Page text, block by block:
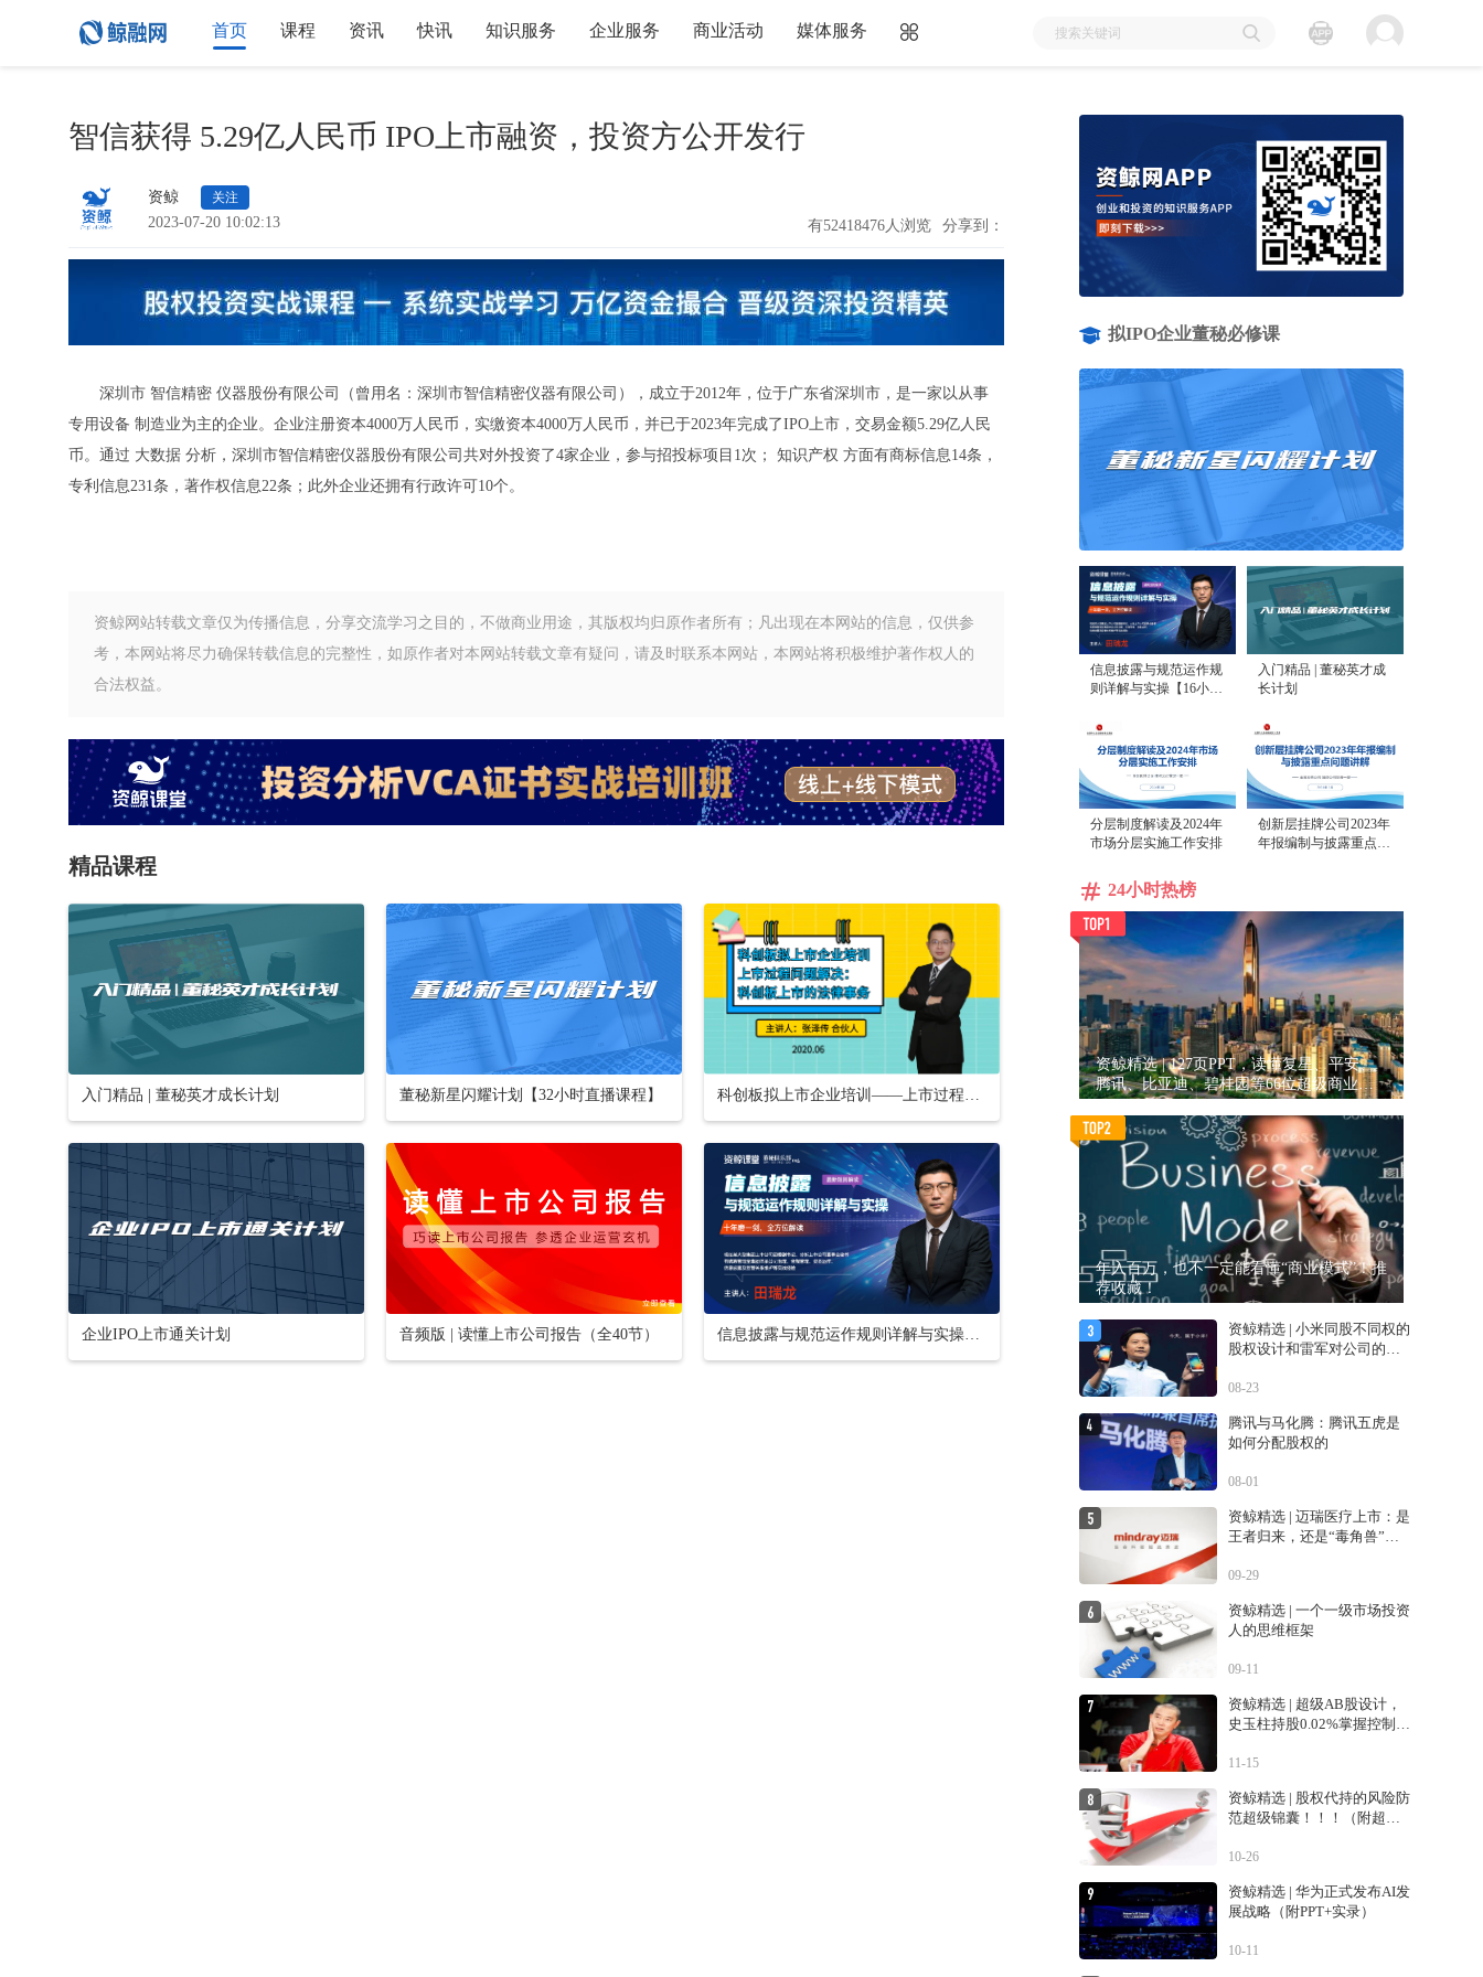
首页 课程 资讯 快讯 知识服务 企业服务 商业活动 媒体服务
智信获得 5.29亿人民币 IPO上市融资，投资方公开发行
资鲸 关注
2023-07-20 10:02:13 有52418476人浏览 分享到：
深圳市 智信精密 仪器股份有限公司（曾用名：深圳市智信精密仪器有限公司），成立于2012年，位于广东省深圳市，是一家以从事
专用设备 制造业为主的企业。企业注册资本4000万人民币，实缴资本4000万人民币，并已于2023年完成了IPO上市，交易金额5.29亿人民
币。通过 大数据 分析，深圳市智信精密仪器股份有限公司共对外投资了4家企业，参与招投标项目1次； 知识产权 方面有商标信息14条，
专利信息231条，著作权信息22条；此外企业还拥有行政许可10个。
资鲸网站转载文章仅为传播信息，分享交流学习之目的，不做商业用途，其版权均归原作者所有；凡出现在本网站的信息，仅供参
考，本网站将尽力确保转载信息的完整性，如原作者对本网站转载文章有疑问，请及时联系本网站，本网站将积极维护著作权人的
合法权益。
精品课程
入门精品 | 董秘英才成长计划 董秘新星闪耀计划【32小时直播课程】 科创板拟上市企业培训——上市过程问题解决：科创板上市的法律事务
企业IPO上市通关计划 音频版 | 读懂上市公司报告（全40节） 信息披露与规范运作规则详解与实操【16小时课程打包】
拟IPO企业董秘必修课
信息披露与规范运作规
则详解与实操【16小时
入门精品 | 董秘英才成
长计划
分层制度解读及2024年
市场分层实施工作安排
创新层挂牌公司2023年
年报编制与披露重点问
24小时热榜
资鲸精选 | 127页PPT，读懂复星、平安、
腾讯、比亚迪、碧桂园等66位超级商业巨
头未来产业布局！（非常值得收藏！）
年入百万，也不一定能看懂“商业模式”！推
荐收藏！
资鲸精选 | 小米同股不同权的
股权设计和雷军对公司的控
08-23
腾讯与马化腾：腾讯五虎是
如何分配股权的
08-01
资鲸精选 | 迈瑞医疗上市：是
王者归来，还是“毒角兽”降
09-29
资鲸精选 | 一个一级市场投资
人的思维框架
09-11
资鲸精选 | 超级AB股设计，
史玉柱持股0.02%掌握控制权
11-15
资鲸精选 | 股权代持的风险防
范超级锦囊！！！（附超经
10-26
资鲸精选 | 华为正式发布AI发
展战略（附PPT+实录）
10-11